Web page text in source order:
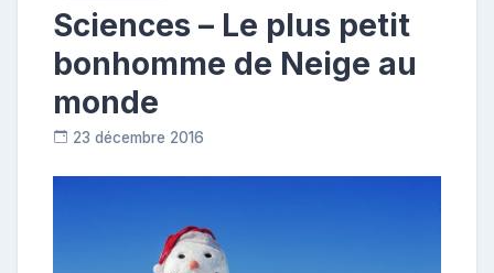
Sciences – Le plus petit
bonhomme de Neige au
monde
23 décembre 2016
s